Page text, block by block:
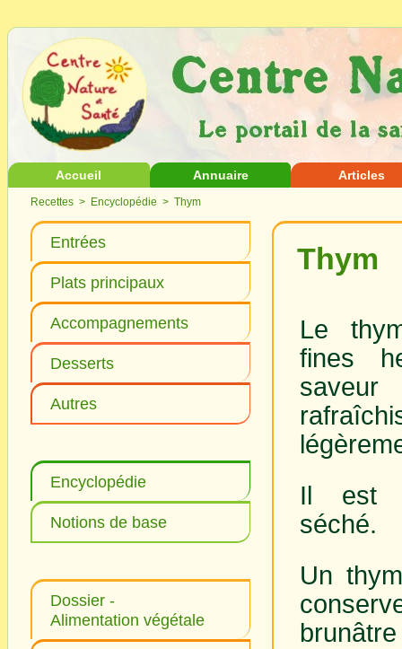
Accueil Annuaire Articles
Recettes > Encyclopédie > Thym
Entrées
Plats principaux
Accompagnements
Desserts
Autres
Encyclopédie
Notions de base
Dossier -
Alimentation végétale
Thym
Le
fines
Il est
séché.
Un